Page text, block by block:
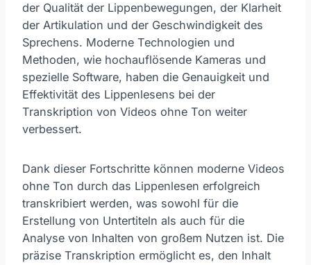
der Qualität der Lippenbewegungen, der Klarheit
der Artikulation und der Geschwindigkeit des
Sprechens. Moderne Technologien und
Methoden, wie hochauflösende Kameras und
spezielle Software, haben die Genauigkeit und
Effektivität des Lippenlesens bei der
Transkription von Videos ohne Ton weiter
verbessert.
Dank dieser Fortschritte können moderne Videos
ohne Ton durch das Lippenlesen erfolgreich
transkribiert werden, was sowohl für die
Erstellung von Untertiteln als auch für die
Analyse von Inhalten von großem Nutzen ist. Die
präzise Transkription ermöglicht es, den Inhalt